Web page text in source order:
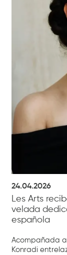
24.04.2026
Les Arts
velada
española
Acompañada
Konradi